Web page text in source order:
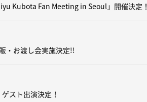
Kubota Fan Meeting in Seoul」開催決定！
・お渡し会実施決定!!
スト出演決定！